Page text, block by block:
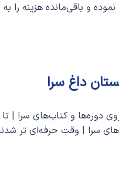
و باقی‌مانده هزینه را به
داغ سرا
سرا | وقت حرفه‌ای تر